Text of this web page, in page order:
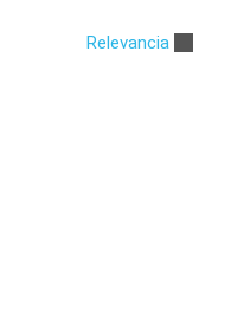
Relevancia